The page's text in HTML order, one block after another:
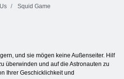
Squid Game
und sie mögen keine Außenseiter. Hilf
überwinden und auf die Astronauten zu
Ihrer Geschicklichkeit und